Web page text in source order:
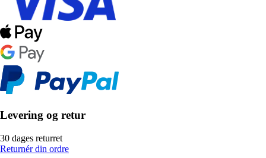
Levering og retur
30 dages returret
Returnér din ordre